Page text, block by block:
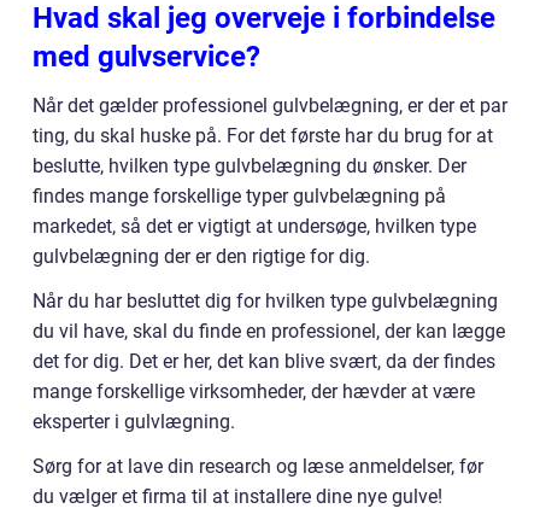
Hvad skal jeg overveje i forbindelse
med gulvservice?
Når det gælder professionel gulvbelægning, er der et par
ting, du skal huske på. For det første har du brug for at
beslutte, hvilken type gulvbelægning du ønsker. Der
findes mange forskellige typer gulvbelægning på
markedet, så det er vigtigt at undersøge, hvilken type
gulvbelægning der er den rigtige for dig.
Når du har besluttet dig for hvilken type gulvbelægning
du vil have, skal du finde en professionel, der kan lægge
det for dig. Det er her, det kan blive svært, da der findes
mange forskellige virksomheder, der hævder at være
eksperter i gulvlægning.
Sørg for at lave din research og læse anmeldelser, før
du vælger et firma til at installere dine nye gulve!